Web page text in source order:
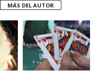
MÁS DEL AUTOR